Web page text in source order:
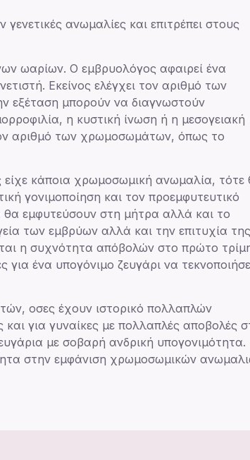
ανωμαλίες και επιτρέπει στους
ωαρίων. Ο εμβρυολόγος αφαιρεί ένα
Εκείνος ελέγχει τον αριθμό των
εξέταση μπορούν να διαγνωστούν
η κυστική ίνωση ή η μεσογειακή
αριθμό των χρωμοσωμάτων, όπως το
είχε κάποια χρωμοσωμική ανωμαλία, τότε
γονιμοποίηση και τον προεμφυτευτικό
θα εμφυτεύσουν στη μήτρα αλλά και το
των εμβρύων αλλά και την επιτυχία της
η συχνότητα απόβολών στο πρώτο
ένα υπογόνιμο ζευγάρι να
οσες έχουν ιστορικό πολλαπλών
για γυναίκες με πολλαπλές αποβολές
με σοβαρή ανδρική υπογονιμότητα.
στην εμφάνιση χρωμοσωμικών